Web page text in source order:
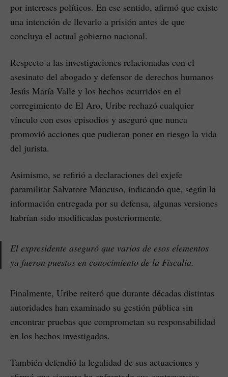
por intereses políticos. En ese sentido, afirmó que existe
una intención de llevarlo a prisión antes de que
concluya el actual gobierno nacional.
Respecto a las investigaciones relacionadas con el
asesinato del abogado y defensor de derechos humanos
Jesús María Valle y los hechos ocurridos en el
corregimiento de El Aro, Uribe rechazó cualquier
vínculo con esos episodios y aseguró que nunca
promovió acciones que pudieran poner en riesgo la vida
del jurista.
Asimismo, se refirió a declaraciones del exjefe
paramilitar Salvatore Mancuso, indicando que, según la
información entregada por su defensa, algunas versiones
habrían sido modificadas posteriormente.
El expresidente aseguró que varios de esos elementos
ya fueron puestos en conocimiento de la Fiscalía.
Finalmente, Uribe reiteró que durante décadas distintas
autoridades han examinado su gestión pública sin
encontrar pruebas que comprometan su responsabilidad
en los hechos investigados.
También defendió la legalidad de sus actuaciones y